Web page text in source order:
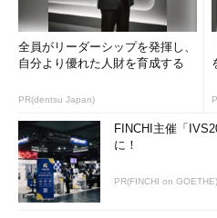
全員がリーダーシップを発揮し、
自分より優れた人財を育成する
PR(dentsu Japan)
FINCHI主催「
に！
PR(FINCHI on GOETHE)